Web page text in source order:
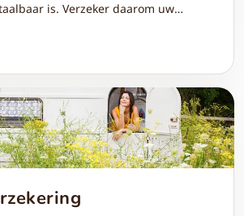
is. Verzeker daarom uw
bij Univé. Met uw CareynPlus-
op uw auto-, motor- en